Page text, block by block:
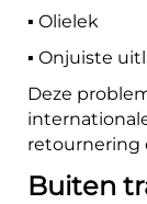
▪️ Olielek
▪️ Onjuiste
Deze
retournering
Buiten